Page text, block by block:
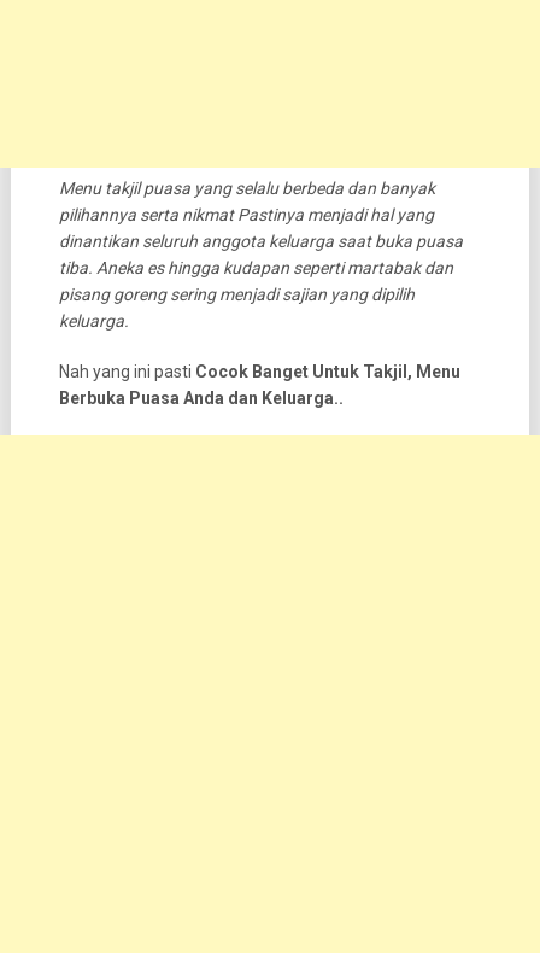
Menu takjil puasa yang selalu berbeda dan banyak
pilihannya serta nikmat Pastinya menjadi hal yang
dinantikan seluruh anggota keluarga saat buka puasa
tiba. Aneka es hingga kudapan seperti martabak dan
pisang goreng sering menjadi sajian yang dipilih
keluarga.
Nah yang ini pasti Cocok Banget Untuk Takjil, Menu
Berbuka Puasa Anda dan Keluarga..